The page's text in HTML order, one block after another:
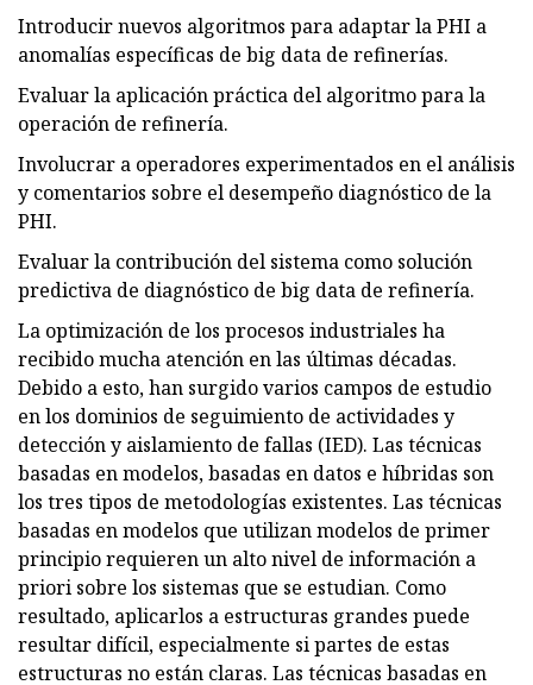
Introducir nuevos algoritmos para adaptar la PHI a
anomalías específicas de big data de refinerías.
Evaluar la aplicación práctica del algoritmo para la
operación de refinería.
Involucrar a operadores experimentados en el análisis
y comentarios sobre el desempeño diagnóstico de la
PHI.
Evaluar la contribución del sistema como solución
predictiva de diagnóstico de big data de refinería.
La optimización de los procesos industriales ha
recibido mucha atención en las últimas décadas.
Debido a esto, han surgido varios campos de estudio
en los dominios de seguimiento de actividades y
detección y aislamiento de fallas (IED). Las técnicas
basadas en modelos, basadas en datos e híbridas son
los tres tipos de metodologías existentes. Las técnicas
basadas en modelos que utilizan modelos de primer
principio requieren un alto nivel de información a
priori sobre los sistemas que se estudian. Como
resultado, aplicarlos a estructuras grandes puede
resultar difícil, especialmente si partes de estas
estructuras no están claras. Las técnicas basadas en